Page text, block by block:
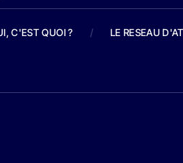
C'EST QUOI ? / LE RESEAU